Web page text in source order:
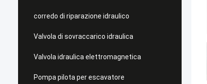
corredo di riparazione idraulico
Valvola di sovraccarico idraulica
Valvola idraulica elettromagnetica
Pompa pilota per escavatore